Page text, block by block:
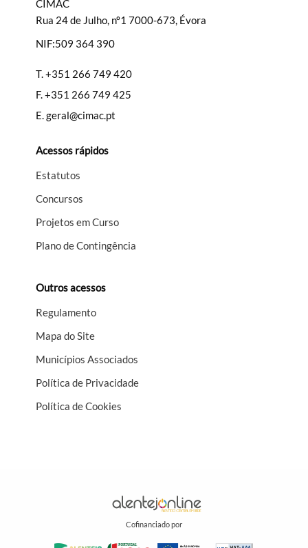
CIMAC
Rua 24 de Julho, nº1 7000-673, Évora
NIF:509 364 390
T.+351 266 749 420
F.+351 266 749 425
E.geral@cimac.pt
Acessos rápidos
Estatutos
Concursos
Projetos em Curso
Plano de Contingência
Outros acessos
Regulamento
Mapa do Site
Municípios Associados
Política de Privacidade
Política de Cookies
Cofinanciado por